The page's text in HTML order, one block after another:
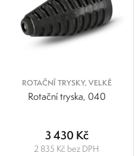
ROTAČNÍ TRYSKY, VELKÉ
Rotační tryska, 040
3 430 Kč
2 835 Kč bez DPH